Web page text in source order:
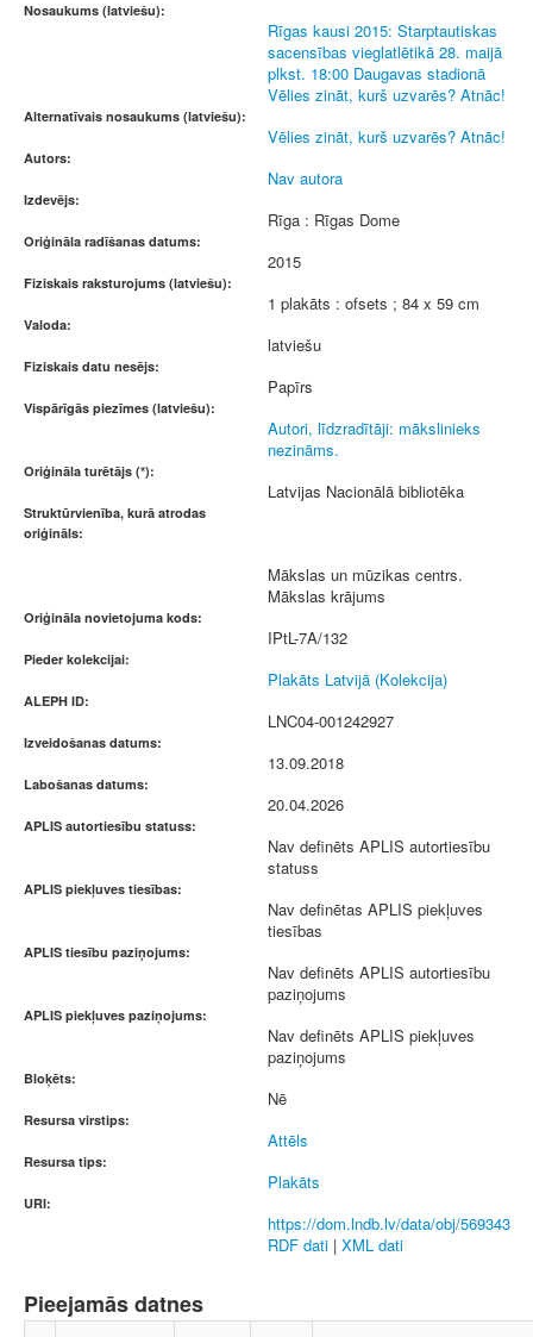
Nosaukums (latviešu):
Rīgas kausi 2015: Starptautiskas
sacensības vieglatlētikā 28. maijā
plkst. 18:00 Daugavas stadionā
Vēlies zināt, kurš uzvarēs? Atnāc!
Alternatīvais nosaukums (latviešu):
Vēlies zināt, kurš uzvarēs? Atnāc!
Autors:
Nav autora
Izdevējs:
Rīga : Rīgas Dome
Oriģināla radīšanas datums:
2015
Fiziskais raksturojums (latviešu):
1 plakāts : ofsets ; 84 x 59 cm
Valoda:
latviešu
Fiziskais datu nesējs:
Papīrs
Vispārīgās piezīmes (latviešu):
Autori, līdzradītāji: mākslinieks
nezināms.
Oriģināla turētājs (*):
Latvijas Nacionālā bibliotēka
Struktūrvienība, kurā atrodas
oriģināls:
Mākslas un mūzikas centrs.
Mākslas krājums
Oriģināla novietojuma kods:
IPtL-7A/132
Pieder kolekcijai:
Plakāts Latvijā (Kolekcija)
ALEPH ID:
LNC04-001242927
Izveidošanas datums:
13.09.2018
Labošanas datums:
20.04.2026
APLIS autortiesību statuss:
Nav definēts APLIS autortiesību
statuss
APLIS piekļuves tiesības:
Nav definētas APLIS piekļuves
tiesības
APLIS tiesību paziņojums:
Nav definēts APLIS autortiesību
paziņojums
APLIS piekļuves paziņojums:
Nav definēts APLIS piekļuves
paziņojums
Bloķēts:
Nē
Resursa virstips:
Attēls
Resursa tips:
Plakāts
URI:
https://dom.lndb.lv/data/obj/569343
RDF dati | XML dati
Pieejamās datnes